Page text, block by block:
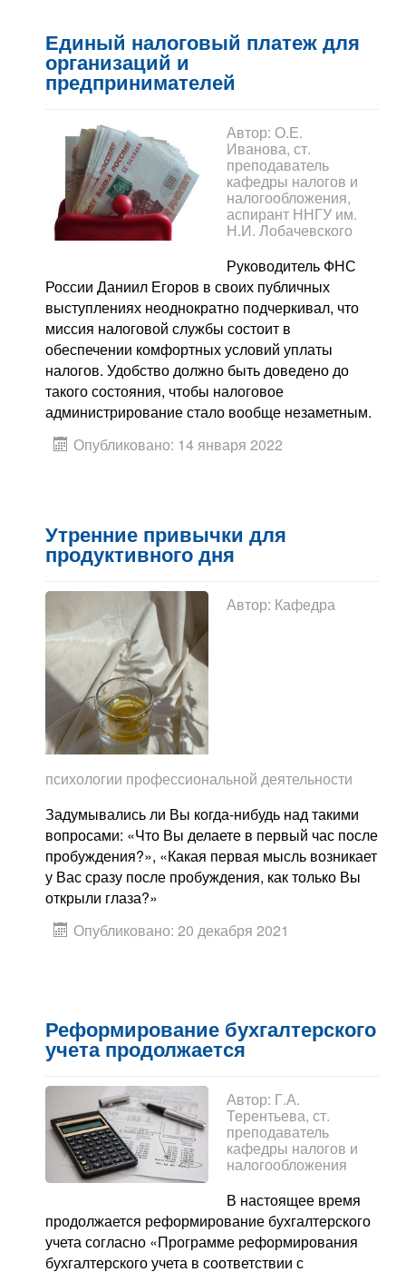
Контакты
Единый налоговый платеж для
организаций и
предпринимателей
Автор: О.Е.
Иванова, ст.
преподаватель
кафедры налогов и
налогообложения,
аспирант ННГУ им.
Н.И. Лобачевского
Руководитель ФНС
России Даниил Егоров в своих публичных
выступлениях неоднократно подчеркивал, что
миссия налоговой службы состоит в
обеспечении комфортных условий уплаты
налогов. Удобство должно быть доведено до
такого состояния, чтобы налоговое
администрирование стало вообще незаметным.
Опубликовано: 14 января 2022
Утренние привычки для
продуктивного дня
Автор: Кафедра
психологии профессиональной деятельности
Задумывались ли Вы когда-нибудь над такими
вопросами: «Что Вы делаете в первый час после
пробуждения?», «Какая первая мысль возникает
у Вас сразу после пробуждения, как только Вы
открыли глаза?»
Опубликовано: 20 декабря 2021
Реформирование бухгалтерского
учета продолжается
Автор: Г.А.
Терентьева, ст.
преподаватель
кафедры налогов и
налогообложения
В настоящее время
продолжается реформирование бухгалтерского
учета согласно «Программе реформирования
бухгалтерского учета в соответствии с